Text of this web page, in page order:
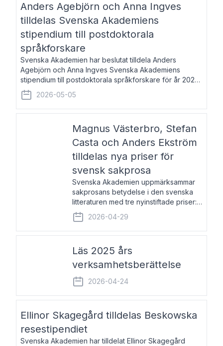
Anders Agebjörn och Anna Ingves
tilldelas Svenska Akademiens
stipendium till postdoktorala
språkforskare
Svenska Akademien har beslutat tilldela Anders
Agebjörn och Anna Ingves Svenska Akademiens
stipendium till postdoktorala språkforskare för år 2026.
Stipendiebeloppet är 75 000 kronor per mottagare.
Anders Agebjörn, född 1984, är universitet
2026-05-05
Magnus Västerbro, Stefan
Casta och Anders Ekström
tilldelas nya priser för
svensk sakprosa
Svenska Akademien uppmärksammar
sakprosans betydelse i den svenska
litteraturen med tre nyinstiftade priser:
Svenska Akademiens pris till
framstående författare av svensk
sakprosa som i år går till Magnus
2026-04-29
Läs 2025 års
verksamhetsberättelse
2026-04-24
Ellinor Skagegård tilldelas Beskowska
resestipendiet
Svenska Akademien har tilldelat Ellinor Skagegård